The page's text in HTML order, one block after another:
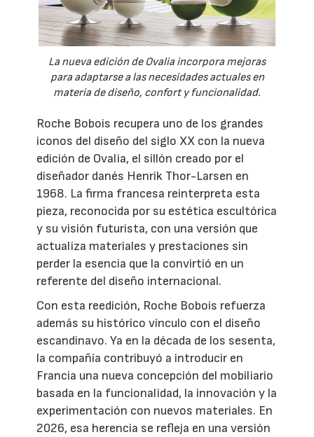
La nueva edición de Ovalia incorpora mejoras
para adaptarse a las necesidades actuales en
materia de diseño, confort y funcionalidad.
Roche Bobois recupera uno de los grandes
iconos del diseño del siglo XX con la nueva
edición de Ovalia, el sillón creado por el
diseñador danés Henrik Thor-Larsen en
1968. La firma francesa reinterpreta esta
pieza, reconocida por su estética escultórica
y su visión futurista, con una versión que
actualiza materiales y prestaciones sin
perder la esencia que la convirtió en un
referente del diseño internacional.
Con esta reedición, Roche Bobois refuerza
además su histórico vínculo con el diseño
escandinavo. Ya en la década de los sesenta,
la compañía contribuyó a introducir en
Francia una nueva concepción del mobiliario
basada en la funcionalidad, la innovación y la
experimentación con nuevos materiales. En
2026, esa herencia se refleja en una versión